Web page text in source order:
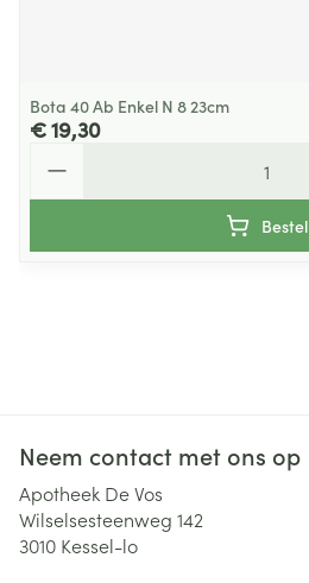
Bota 40 Ab Enkel N 8 23cm
€ 19,30
Bestel
Neem contact met ons op
Apotheek De Vos
Wilselsesteenweg 142
3010 Kessel-lo